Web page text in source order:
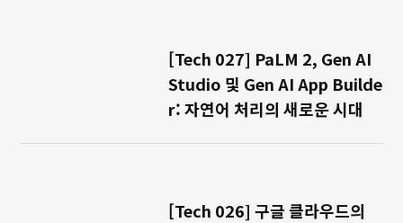
[Tech 027] PaLM 2, Gen AI
Studio 및 Gen AI App Builde
r: 자연어 처리의 새로운 시대
[Tech 026] 구글 클라우드의